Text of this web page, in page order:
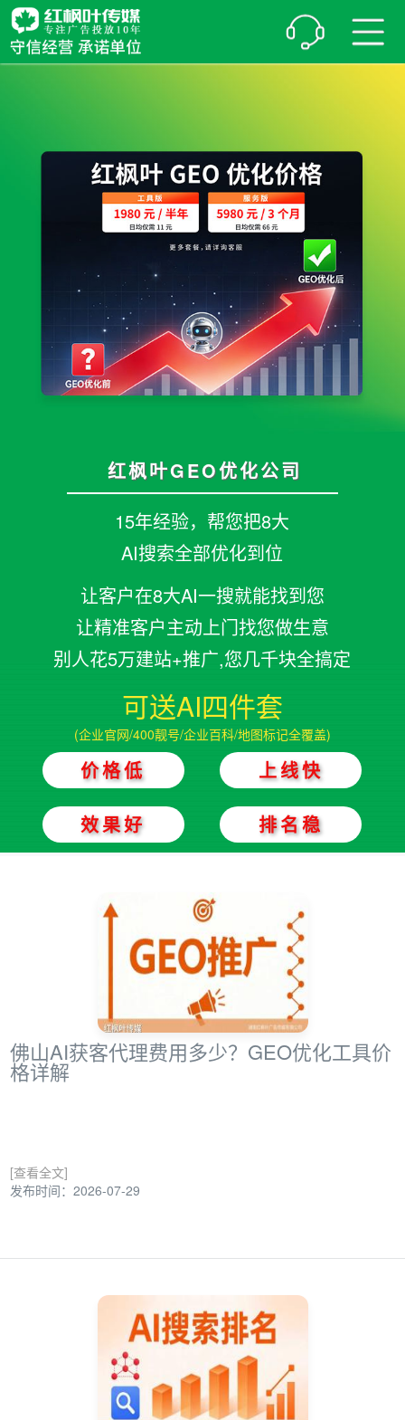
红枫叶GEO优化公司
15年经验，帮您把8大
AI搜索全部优化到位
让客户在8大AI一搜就能找到您
让精准客户主动上门找您做生意
别人花5万建站+推广,您几千块全搞定
可送AI四件套
(企业官网/400靓号/企业百科/地图标记全覆盖)
价格低 上线快
效果好 排名稳
佛山AI获客代理费用多少？GEO优化工具价
格详解
[查看全文]
发布时间：2026-07-29